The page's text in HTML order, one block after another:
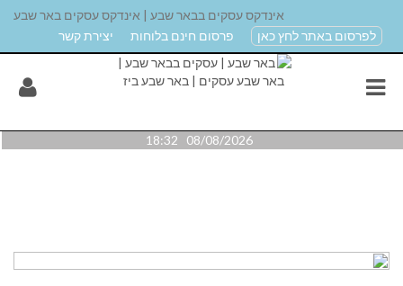
אינדקס עסקים בבאר שבע | אינדקס עסקים באר שבע
לפרסום באתר לחץ כאן
פרסום חינם בלוחות יצירת קשר
08/08/2026 18:32